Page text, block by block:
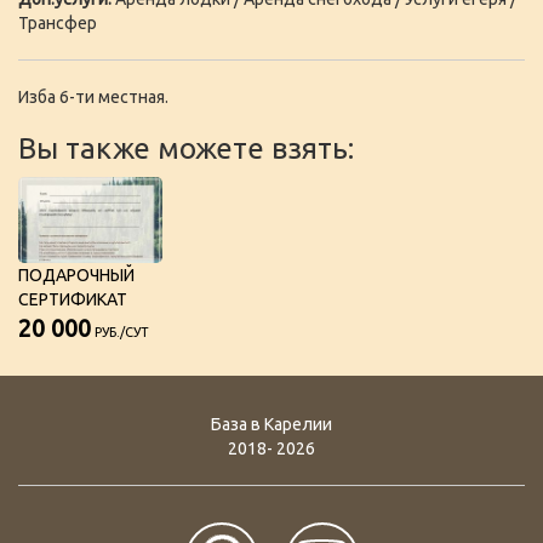
Трансфер
Изба 6-ти местная.
Вы также можете взять:
ПОДАРОЧНЫЙ
СЕРТИФИКАТ
20 000 РУБ./СУТ
База в Карелии
2018- 2026